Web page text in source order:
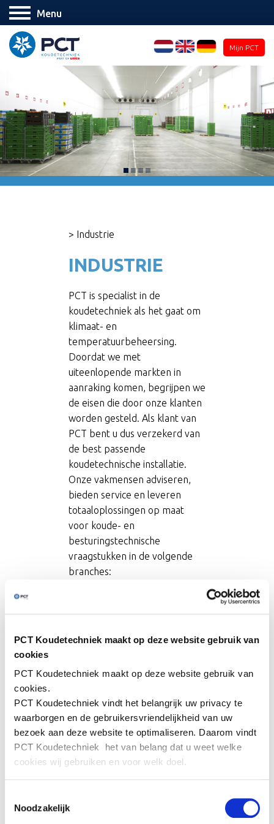
PCT Koudetechniek maakt op deze website gebruik van
cookies
PCT Koudetechniek maakt op deze website gebruik van
cookies.
PCT Koudetechniek vindt het belangrijk uw privacy te
waarborgen en de gebruikersvriendelijkheid van uw
bezoek aan deze website te optimaliseren. Daarom vindt
PCT Koudetechniek
het van belang dat u weet welke
cookies wij gebruiken en voor welk doel.
personaliseren, om functies voor social media te bieden
en om ons websiteverkeer te analyseren. Ook delen we
Noodzakelijk
Menu
Mijn PCT
> Industrie
INDUSTRIE
PCT is specialist in de
koudetechniek als het gaat om
klimaat- en
temperatuurbeheersing.
Doordat we met
uiteenlopende markten in
aanraking komen, begrijpen we
de eisen die door onze klanten
worden gesteld. Als klant van
PCT bent u dus verzekerd van
de best passende
koudetechnische installatie.
Onze vakmensen adviseren,
bieden service en leveren
totaaloplossingen op maat
voor koude- en
besturingstechnische
vraagstukken in de volgende
branches:
Proceskoeling
Utiliteit
Bedrijfszekerheid
energieverbruik, zijn twee van
de voornaamste
randvoorwaarden waaraan een
koelinstallatie moet voldoen.
PCT realiseert dit door gebruik
van hoogwaardige